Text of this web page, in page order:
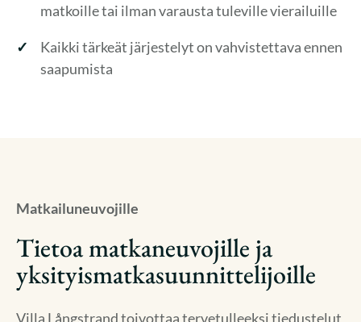
matkoille tai ilman varausta tuleville vierailuille
Kaikki tärkeät järjestelyt on vahvistettava ennen
saapumista
Matkailuneuvojille
Tietoa matkaneuvojille ja
yksityismatkasuunnittelijoille
Villa Långstrand toivottaa tervetulleeksi tiedustelut